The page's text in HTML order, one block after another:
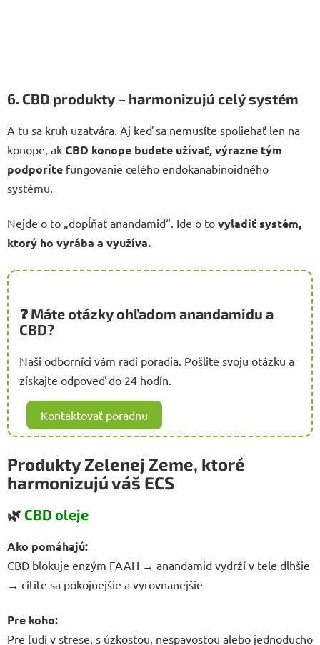
6. CBD produkty – harmonizujú celý systém
A tu sa kruh uzatvára. Aj keď sa nemusíte spoliehať len na
konope, ak CBD konope budete užívať, výrazne tým
podporíte fungovanie celého endokanabinoidného
systému.
Nejde o to „dopĺňať anandamid“. Ide o to vyladiť systém,
ktorý ho vyrába a využíva.
❓ Máte otázky ohľadom anandamidu a
CBD?
Naši odborníci vám radi poradia. Pošlite svoju otázku a
získajte odpoveď do 24 hodín.
Kontaktovať poradnu
Produkty Zelenej Zeme, ktoré
harmonizujú váš ECS
🌿 CBD oleje
Ako pomáhajú:
CBD blokuje enzým FAAH → anandamid vydrží v tele dlhšie
→ cítite sa pokojnejšie a vyrovnanejšie
Pre koho:
Pre ľudí v strese, s úzkosťou, nespavosťou alebo jednoducho